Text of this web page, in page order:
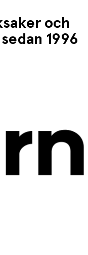
och
1996